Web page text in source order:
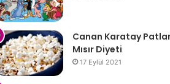
Canan Karatay
Mısır Diyeti
17 Eylül 2021